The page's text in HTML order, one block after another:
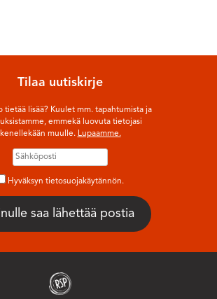
Tilaa uutiskirje
tietää lisää? Kuulet mm. tapahtumista ja
emmekä luovuta tietojasi
kenellekään muulle. Lupaamme.
Hyväksyn tietosuojakäytännön.